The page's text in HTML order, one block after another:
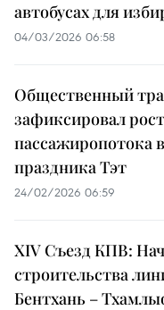
автобусах для
04/03/2026 06:58
Общественный
зафиксировал рост
пассажиропотока
праздника Тэт
24/02/2026 06:59
XIV Съезд КПВ:
строительства
Бентхань –